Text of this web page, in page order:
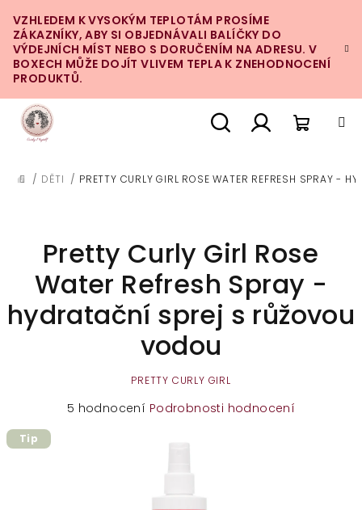
na
obsah
VZHLEDEM K VYSOKÝM TEPLOTÁM PROSÍME
ZÁKAZNÍKY, ABY SI OBJEDNÁVALI BALÍČKY DO
VÝDEJNÍCH MÍST NEBO S DORUČENÍM NA ADRESU. V
BOXECH MŮŽE DOJÍT VLIVEM TEPLA K ZNEHODNOCENÍ
PRODUKTŮ.
DOMŮ
/ DĚTI / PRETTY CURLY GIRL ROSE WATER REFRESH SPRAY -
Pretty Curly Girl Rose
Water Refresh Spray -
hydratační sprej s růžovou
vodou
PRETTY CURLY GIRL
Průměrné
5 hodnocení Podrobnosti hodnocení
Tip